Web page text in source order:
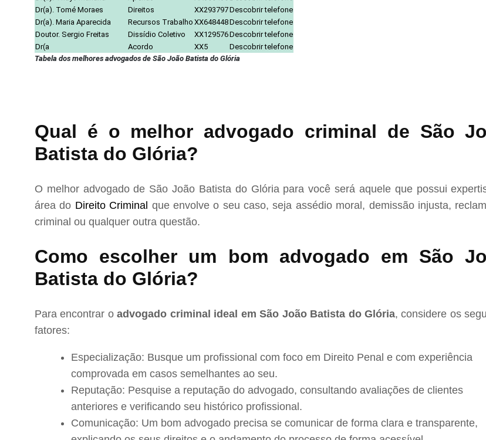
Dr(a). Tomé Moraes
Direitos XX293797Descobrir telefone
Dr(a). Maria Aparecida
Recursos Trabalho XX648448Descobrir telefone
Doutor. Sergio Freitas
Dissídio Coletivo XX129576Descobrir telefone
Dr(a
Acordo XX5
Descobrir telefone
Tabela dos melhores advogados de São João Batista do Glória
Qual é o melhor advogado criminal de São
Batista do Glória?
O melhor advogado de São João Batista do Glória para você será aquele que possui
área do Direito Criminal que envolve o seu caso, seja assédio moral, demissão injusta,
criminal ou qualquer outra questão.
Como escolher um bom advogado em São
Batista do Glória?
Para encontrar oadvogado criminal ideal em São João Batista do Glória, considere os
fatores:
Especialização: Busque um profissional com foco em Direito Penal e com experiência
comprovada em casos semelhantes ao seu.
Reputação: Pesquise a reputação do advogado, consultando avaliações de clientes
anteriores e verificando seu histórico profissional.
Comunicação: Um bom advogado precisa se comunicar de forma clara e transparente,